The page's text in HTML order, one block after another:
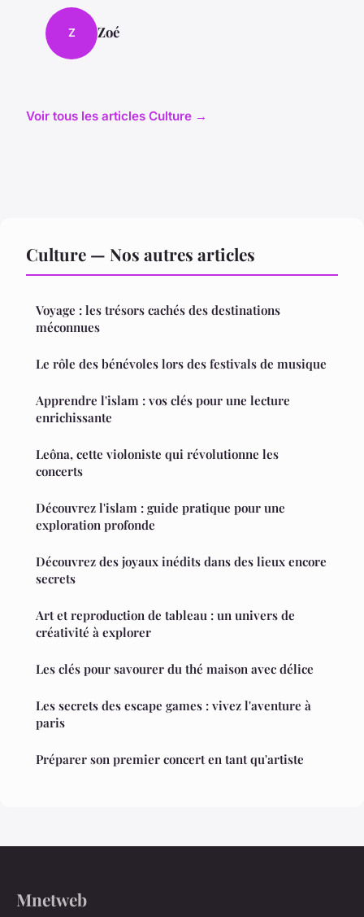
Z Zoé
Voir tous les articles Culture →
Culture — Nos autres articles
Voyage : les trésors cachés des destinations
méconnues
Le rôle des bénévoles lors des festivals de musique
Apprendre l'islam : vos clés pour une lecture
enrichissante
Leôna, cette violoniste qui révolutionne les
concerts
Découvrez l'islam : guide pratique pour une
exploration profonde
Découvrez des joyaux inédits dans des lieux encore
secrets
Art et reproduction de tableau : un univers de
créativité à explorer
Les clés pour savourer du thé maison avec délice
Les secrets des escape games : vivez l'aventure à
paris
Préparer son premier concert en tant qu'artiste
Mnetweb